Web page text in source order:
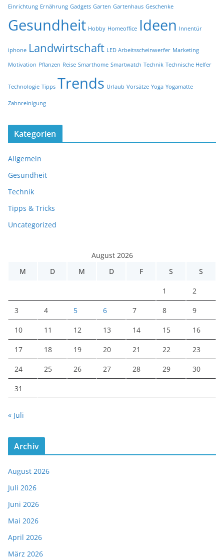
Einrichtung Ernährung Gadgets Garten Gartenhaus Geschenke
Gesundheit Hobby Homeoffice Ideen Innentür
iphone Landwirtschaft LED Arbeitsscheinwerfer Marketing
Motivation Pflanzen Reise Smarthome Smartwatch Technik Technische Helfer
Technologie Tipps Trends Urlaub Vorsätze Yoga Yogamatte
Zahnreinigung
Kategorien
Allgemein
Gesundheit
Technik
Tipps & Tricks
Uncategorized
August 2026
M
D M D F S S
1 2
3 4 5 6 7 8 9
10 11 12 13 14 15 16
17 18 19 20 21 22 23
24 25 26 27 28 29 30
31
« Juli
Archiv
August 2026
Juli 2026
Juni 2026
Mai 2026
April 2026
März 2026